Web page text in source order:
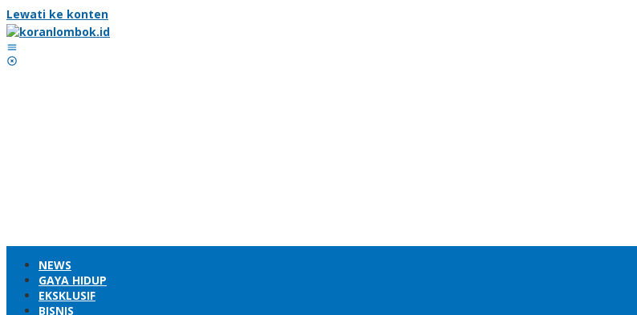
Lewati ke konten
NEWS
GAYA HIDUP
EKSKLUSIF
BISNIS